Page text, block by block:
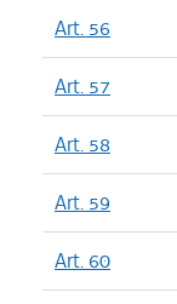
Art. 56
Art. 57
Art. 58
Art. 59
Art. 60